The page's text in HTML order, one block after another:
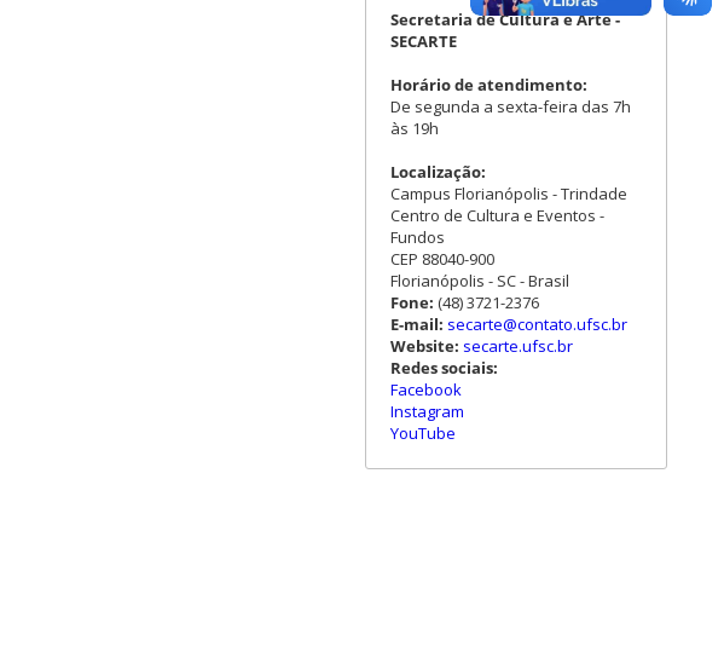
Secretaria de Cultura e Arte -
SECARTE
Horário de atendimento:
De segunda a sexta-feira das 7h
às 19h
Localização:
Campus Florianópolis - Trindade
Centro de Cultura e Eventos -
Fundos
CEP 88040-900
Florianópolis - SC - Brasil
Fone: (48) 3721-2376
E-mail: secarte@contato.ufsc.br
Website: secarte.ufsc.br
Redes sociais:
Facebook
Instagram
YouTube